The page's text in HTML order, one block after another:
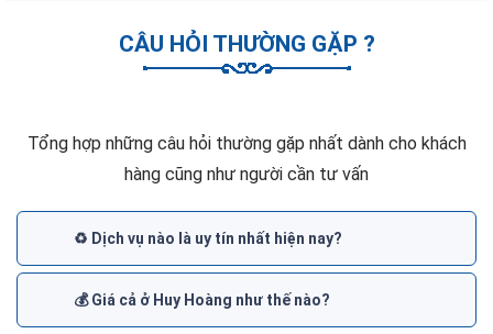
CÂU HỎI THƯỜNG GẶP ?
Tổng hợp những câu hỏi thường gặp nhất dành cho khách
hàng cũng như người cần tư vấn
♻️ Dịch vụ nào là uy tín nhất hiện nay?
💰 Giá cả ở Huy Hoàng như thế nào?